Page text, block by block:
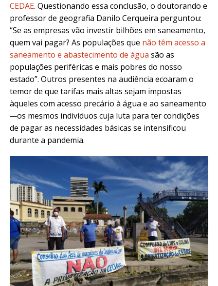
CEDAE. Questionando essa conclusão, o doutorando e
professor de geografia Danilo Cerqueira perguntou:
“Se as empresas vão investir bilhões em saneamento,
quem vai pagar? As populações que não têm acesso a
saneamento e abastecimento de água são as
populações periféricas e mais pobres do nosso
estado”. Outros presentes na audiência ecoaram o
temor de que tarifas mais altas sejam impostas
àqueles com acesso precário à água e ao saneamento
—os mesmos indivíduos cuja luta para ter condições
de pagar as necessidades básicas se intensificou
durante a pandemia.